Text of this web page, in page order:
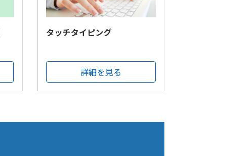
タッチタイピング
詳細を見る